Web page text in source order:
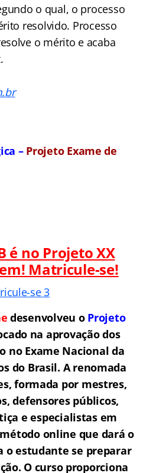
o qual, o processo
resolvido. Processo
o mérito e acaba
– Projeto Exame de
é no Projeto XX
Matricule-se!
desenvolveu o Projeto
cado na aprovação dos
no Exame Nacional da
do Brasil. A renomada
formada por mestres,
defensores públicos,
e especialistas em
online que dará o
o estudante se preparar
O curso proporciona